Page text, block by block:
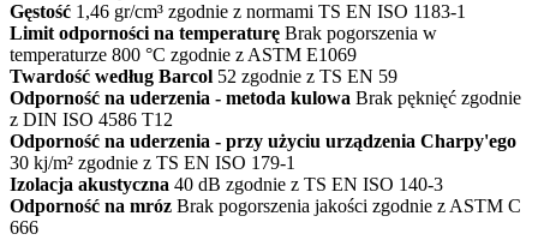
Gęstość 1,46 gr/cm³ zgodnie z normami TS EN ISO 1183-1
Limit odporności na temperaturę Brak pogorszenia w
temperaturze 800 °C zgodnie z ASTM E1069
Twardość według Barcol 52 zgodnie z TS EN 59
Odporność na uderzenia - metoda kulowa Brak pęknięć zgodnie
z DIN ISO 4586 T12
Odporność na uderzenia - przy użyciu urządzenia Charpy'ego
30 kj/m² zgodnie z TS EN ISO 179-1
Izolacja akustyczna 40 dB zgodnie z TS EN ISO 140-3
Odporność na mróz Brak pogorszenia jakości zgodnie z ASTM C
666